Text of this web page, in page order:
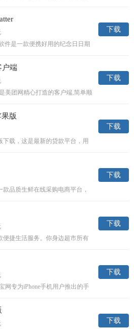
件是一款便携好用的纪念日日期
的用户欢迎前往下载。
下载
户端
美团网精心打造的客户端,简单顺
下载
版
下载，这是最新的贷款平台，用
下载
款品质生鲜在线采购电商平台，
下载
便捷生活服务。你身边超市所有
不再排队，可以随叫随到。
下载
网专为iPhone手机用户推出的手
物新体验。
下载
下载